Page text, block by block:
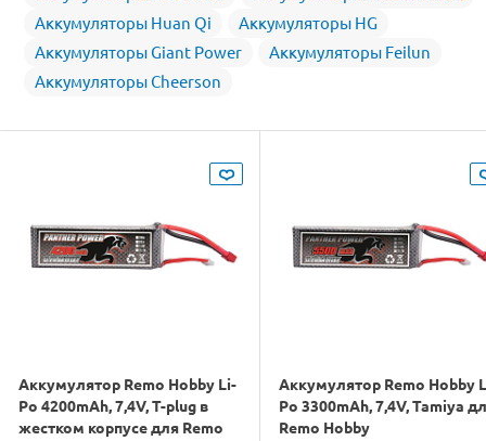
Аккумуляторы Huan Qi
Аккумуляторы HG
Аккумуляторы Giant Power
Аккумуляторы Feilun
Аккумуляторы Cheerson
Аккумулятор Remo Hobby Li-
Po 4200mAh, 7,4V, T-plug в
жестком корпусе для Remo
Аккумулятор Remo Hobby
Po 3300mAh, 7,4V, Tamiya
Remo Hobby